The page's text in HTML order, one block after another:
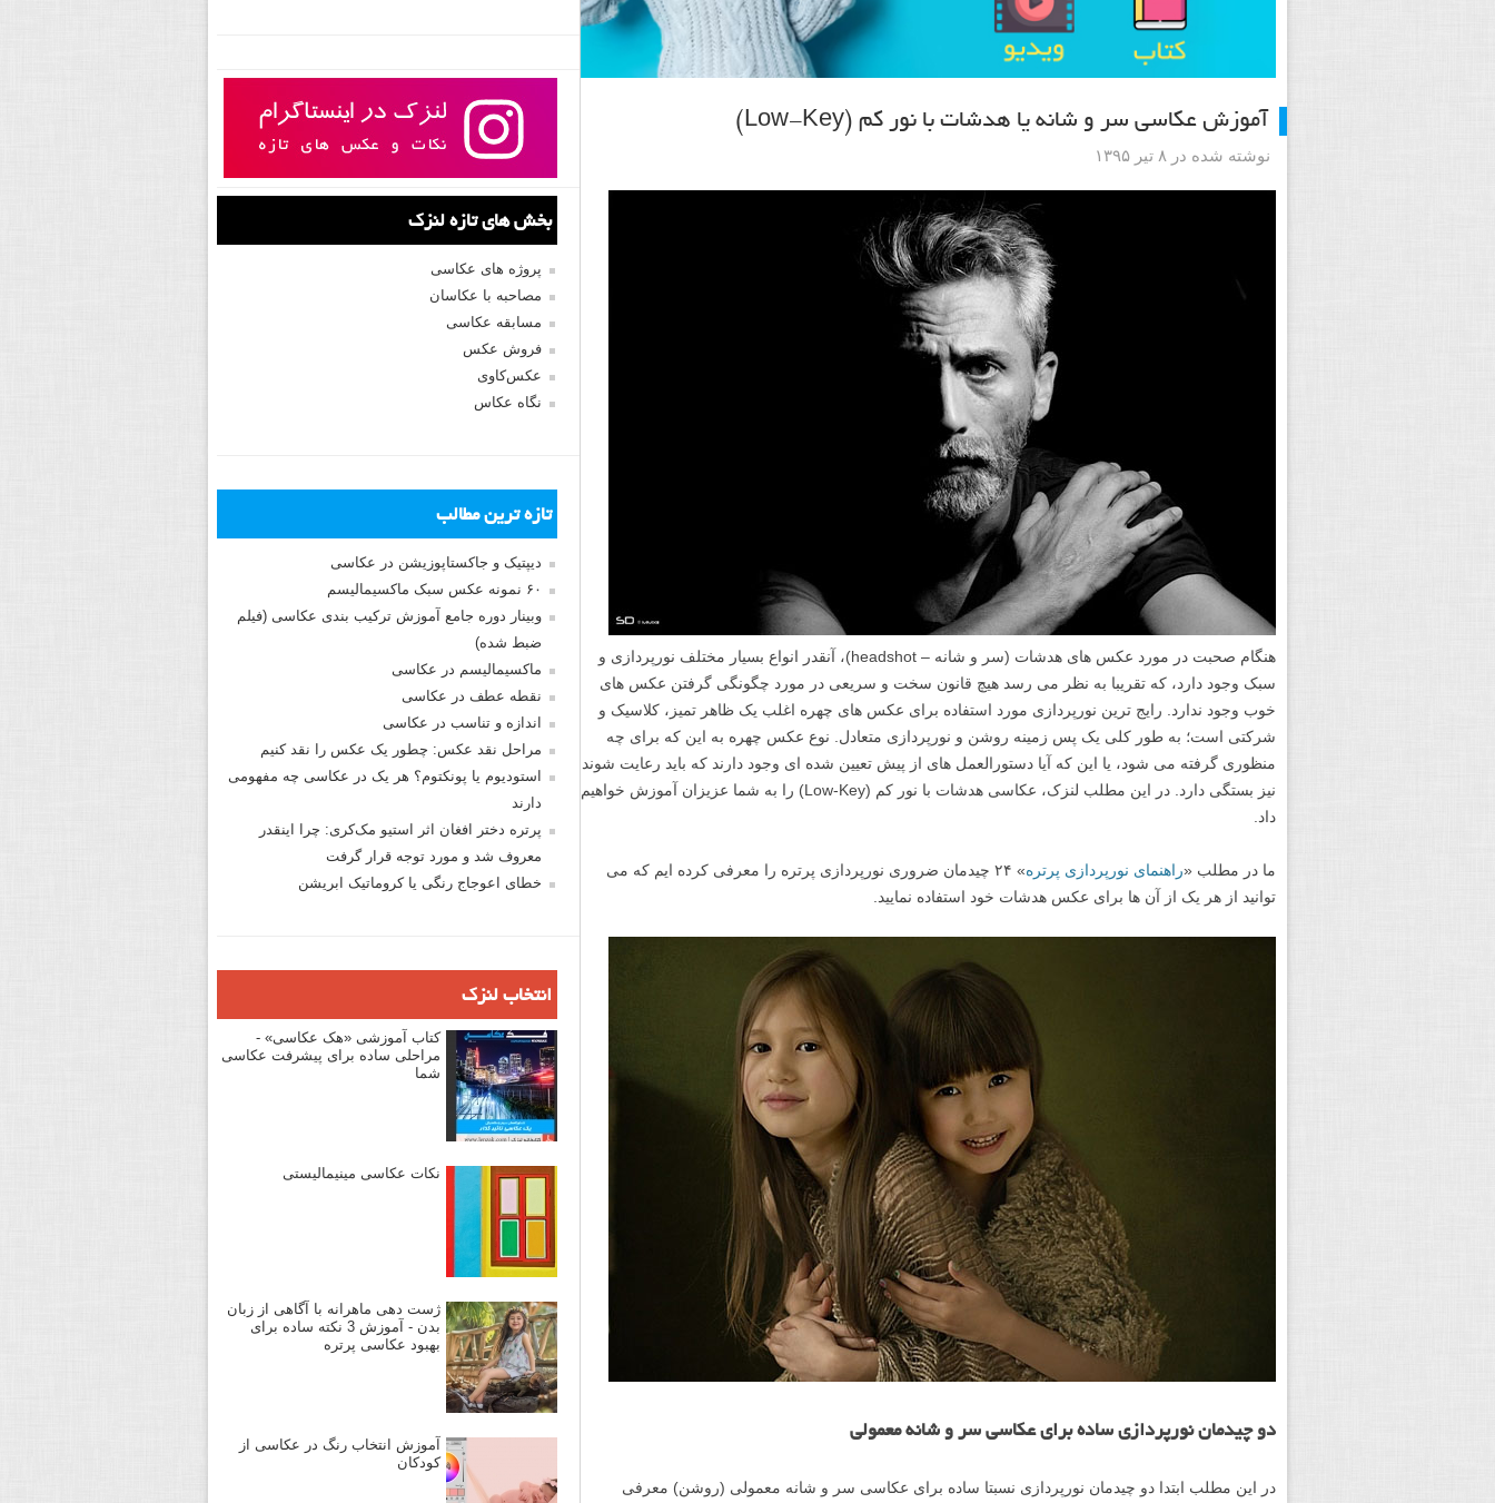
آموزش عکاسی سر و شانه یا هدشات با نور کم (Low-Key)
نوشته شده در ۸ تیر ۱۳۹۵
هنگام صحبت در مورد عکس های هدشات (سر و شانه – headshot)، آنقدر انواع بسیار مختلف نورپردازی و
سبک وجود دارد، که تقریبا به نظر می رسد هیچ قانون سخت و سریعی در مورد چگونگی گرفتن عکس های
خوب وجود ندارد. رایج ترین نورپردازی مورد استفاده برای عکس های چهره اغلب یک ظاهر تمیز، کلاسیک و
شرکتی است؛ به طور کلی یک پس زمینه روشن و نورپردازی متعادل. نوع عکس چهره به این که برای چه
منظوری گرفته می شود، یا این که آیا دستورالعمل های از پیش تعیین شده ای وجود دارند که باید رعایت شوند
نیز بستگی دارد. در این مطلب لنزک، عکاسی هدشات با نور کم (Low-Key) را به شما عزیزان آموزش خواهیم
داد.
ما در مطلب «راهنمای نورپردازی پرتره
» ۲۴ چیدمان ضروری نورپردازی پرتره را معرفی کرده ایم که می
توانید از هر یک از آن ها برای عکس هدشات خود استفاده نمایید.
دو چیدمان نورپردازی ساده برای عکاسی سر و شانه معمولی
در این مطلب ابتدا دو چیدمان نورپردازی نسبتا ساده برای عکاسی سر و شانه معمولی (روشن) معرفی
بخش های تازه لنزک
پروژه های عکاسی
مصاحبه با عکاسان
مسابقه عکاسی
فروش عکس
عکس‌کاوی
نگاه عکاس
تازه ترین مطالب
دیپتیک و جاکستا‌پوزیشن در عکاسی
۶۰ نمونه عکس سبک ماکسیمالیسم
وبینار دوره جامع آموزش ترکیب بندی عکاسی (فیلم
ضبط شده)
ماکسیمالیسم در عکاسی
نقطه عطف در عکاسی
اندازه و تناسب در عکاسی
مراحل نقد عکس: چطور یک عکس را نقد کنیم
استودیوم یا پونکتوم؟ هر یک در عکاسی چه مفهومی
دارند
پرتره دختر افغان اثر استیو مک‌کری: چرا اینقدر
معروف شد و مورد توجه قرار گرفت
خطای اعوجاج رنگی یا کروماتیک ابریشن
انتخاب لنزک
کتاب آموزشی «هک عکاسی» -
مراحلی ساده برای پیشرفت عکاسی
شما
نکات عکاسی مینیمالیستی
ژست دهی ماهرانه با آگاهی از زبان
بدن - آموزش 3 نکته ساده برای
بهبود عکاسی پرتره
آموزش انتخاب رنگ در عکاسی از
کودکان